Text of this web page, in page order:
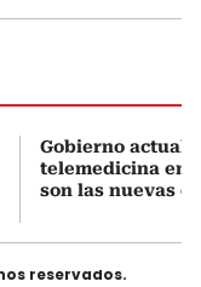
Gobierno
telemedicina en
son las nuevas
reservados.